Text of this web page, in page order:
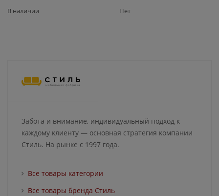
В наличии Нет
Забота и внимание, индивидуальный подход к
каждому клиенту — основная стратегия компании
Стиль. На рынке с 1997 года.
Все товары категории
Все товары бренда Стиль